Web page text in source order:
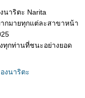
าริตะ Narita
กมายทุกแต่ละสาขาหน้า
ทุกท่านที่ชนะอย่างยอด
งนาริตะ